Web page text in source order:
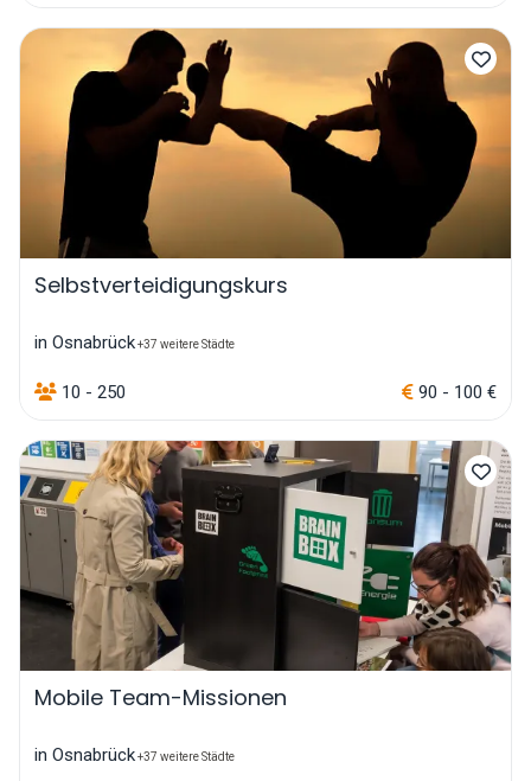
Selbstverteidigungskurs
in Osnabrück+37 weitere Städte
10 - 250 90 - 100 €
Mobile Team-Missionen
in Osnabrück+37 weitere Städte